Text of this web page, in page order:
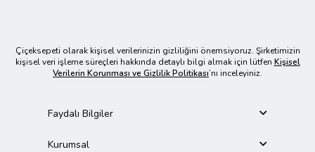
Çiçeksepeti olarak kişisel verilerinizin gizliliğini önemsiyoruz. Şirketimizin
kişisel veri işleme süreçleri hakkında detaylı bilgi almak için lütfen Kişisel
Verilerin Korunması ve Gizlilik Politikası’nı inceleyiniz.
Faydalı Bilgiler
Kurumsal